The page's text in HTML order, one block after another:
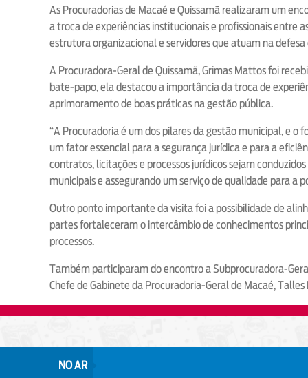
As Procuradorias de Macaé e Quissamã realizaram um
a troca de experiências institucionais e profissionais entre
estrutura organizacional e servidores que atuam na
A Procuradora-Geral de Quissamã, Grimas Mattos foi
bate-papo, ela destacou a importância da troca de
aprimoramento de boas práticas na gestão pública.
“A Procuradoria é um dos pilares da gestão municipal, e
um fator essencial para a segurança jurídica e para a
contratos, licitações e processos jurídicos sejam
municipais e assegurando um serviço de qualidade para a
Outro ponto importante da visita foi a possibilidade de
partes fortaleceram o intercâmbio de conhecimentos
processos.
Também participaram do encontro a Subprocuradora-
Chefe de Gabinete da Procuradoria-Geral de Macaé,
NO AR